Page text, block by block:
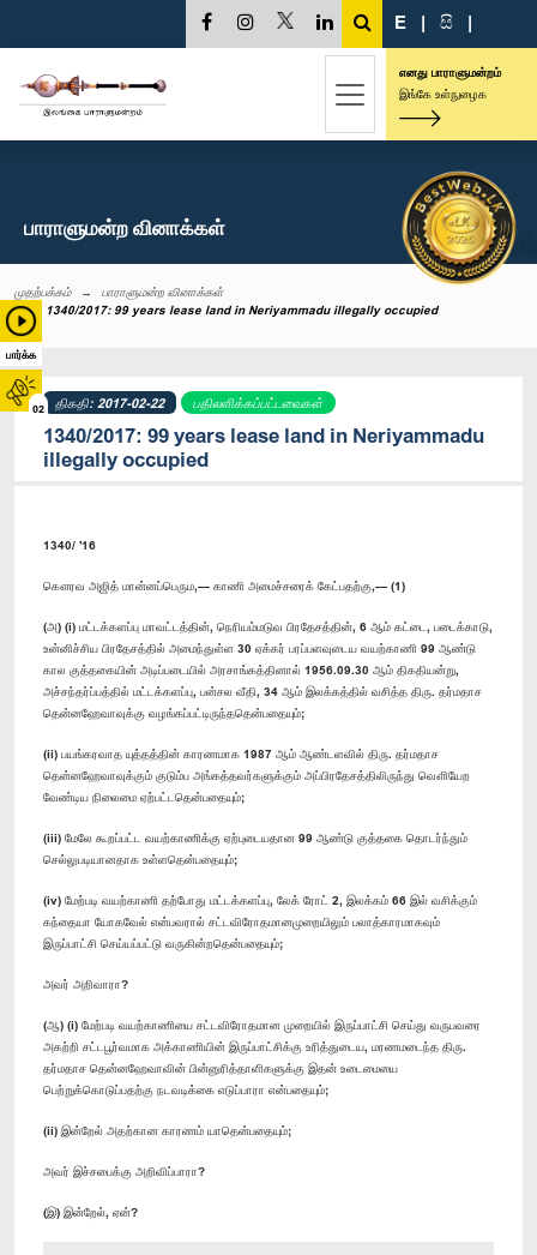
பார்க்க
02
E | සි |
எனது பாராளுமன்றம்
இங்கே உள்நுழைக
பாராளுமன்ற வினாக்கள்
முதற்பக்கம்
பாராளுமன்ற வினாக்கள்
1340/2017: 99 years lease land in Neriyammadu illegally occupied
திகதி: 2017-02-22 பதிலளிக்கப்பட்டவைகள்
1340/2017: 99 years lease land in Neriyammadu
illegally occupied
1340/ '16
கௌரவ அஜித் மான்னப்பெரும,— காணி அமைச்சரைக் கேட்பதற்கு,— (1)
(அ) (i) மட்டக்களப்பு மாவட்டத்தின், நெரியம்மடுவ பிரதேசத்தின், 6 ஆம் கட்டை, படைக்காடு,
உன்னிச்சிய பிரதேசத்தில் அமைந்துள்ள 30 ஏக்கர் பரப்பளவுடைய வயற்காணி 99 ஆண்டு
கால குத்தகையின் அடிப்படையில் அரசாங்கத்தினால் 1956.09.30 ஆம் திகதியன்று,
அச்சந்தர்ப்பத்தில் மட்டக்களப்பு, பன்சல வீதி, 34 ஆம் இலக்கத்தில் வசித்த திரு. தர்மதாச
தென்னஹேவாவுக்கு வழங்கப்பட்டிருந்ததென்பதையும்;
(ii) பயங்கரவாத யுத்தத்தின் காரணமாக 1987 ஆம் ஆண்டளவில் திரு. தர்மதாச
தென்னஹேவாவுக்கும் குடும்ப அங்கத்தவர்களுக்கும் அப்பிரதேசத்திலிருந்து வௌியேற
வேண்டிய நிலைமை ஏற்பட்டதென்பதையும்;
(iii) மேலே கூறப்பட்ட வயற்காணிக்கு ஏற்புடையதான 99 ஆண்டு குத்தகை தொடர்ந்தும்
செல்லுபடியானதாக உள்ளதென்பதையும்;
(iv) மேற்படி வயற்காணி தற்போது மட்டக்களப்பு, லேக் ரோட் 2, இலக்கம் 66 இல் வசிக்கும்
கந்தையா யோகவேல் என்பவரால் சட்டவிரோதமானமுறையிலும் பலாத்காரமாகவும்
இருப்பாட்சி செய்யப்பட்டு வருகின்றதென்பதையும்;
அவர் அறிவாரா?
(ஆ) (i) மேற்படி வயற்காணியை சட்டவிரோதமான முறையில் இருப்பாட்சி செய்து வருபவரை
அகற்றி சட்டபூர்வமாக அக்காணியின் இருப்பாட்சிக்கு உரித்துடைய, மரணமடைந்த திரு.
தர்மதாச தென்னஹேவாவின் பின்னுரித்தாளிகளுக்கு இதன் உடைமையை
பெற்றுக்கொடுப்பதற்கு நடவடிக்கை எடுப்பாரா என்பதையும்;
(ii) இன்றேல் அதற்கான காரணம் யாதென்பதையும்;
அவர் இச்சபைக்கு அறிவிப்பாரா?
(இ) இன்றேல், ஏன்?